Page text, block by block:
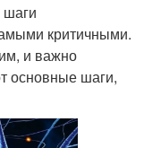
критичными.
и важно
основные шаги,